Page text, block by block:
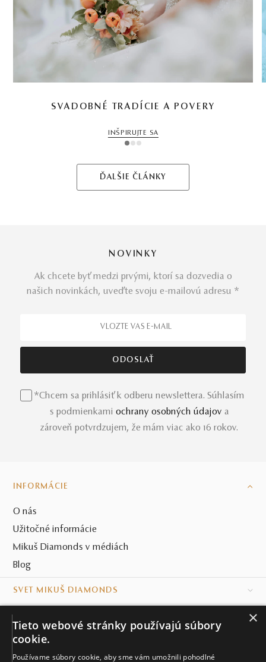
SVADOBNÉ TRADÍCIE A POVERY
INŠPIRUJTE SA
1 2 3
ĎALŠIE ČLÁNKY
NOVINKY
Ak chcete byť medzi prvými, ktorí sa dozvedia o
našich novinkách, uveďte svoju e-mailovú adresu *
*Chcem sa prihlásiť k odberu newslettera. Súhlasím
s podmienkami ochrany osobných údajov a
zároveň potvrdzujem, že mám viac ako 16 rokov.
INFORMÁCIE
O nás
Užitočné informácie
Mikuš Diamonds v médiách
Blog
SVET MIKUŠ DIAMONDS
KONTAKT
×
Tieto webové stránky používajú súbory
cookie.
Používame súbory cookie, aby sme vám umožnili pohodlné